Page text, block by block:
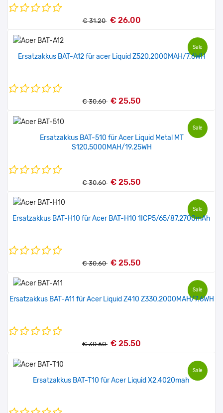
€ 31.20 € 26.00
Sale
Ersatzakkus BAT-A12 für acer Liquid Z520,2000MAH/7.6WH
€ 30.60 € 25.50
Sale
Ersatzakkus BAT-510 für Acer Liquid Metal MT
S120,5000MAH/19.25WH
€ 30.60 € 25.50
Sale
Ersatzakkus BAT-H10 für Acer BAT-H10 1ICP5/65/87,2700mAh
€ 30.60 € 25.50
Sale
Ersatzakkus BAT-A11 für Acer Liquid Z410 Z330,2000MAH/7.6WH
€ 30.60 € 25.50
Sale
Ersatzakkus BAT-T10 für Acer Liquid X2,4020mah